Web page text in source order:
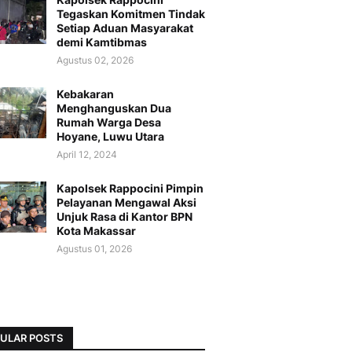
Tegaskan Komitmen Tindak
Setiap Aduan Masyarakat
demi Kamtibmas
Agustus 02, 2026
Kebakaran
Menghanguskan Dua
Rumah Warga Desa
Hoyane, Luwu Utara
April 12, 2024
Kapolsek Rappocini Pimpin
Pelayanan Mengawal Aksi
Unjuk Rasa di Kantor BPN
Kota Makassar
Agustus 01, 2026
POSTS